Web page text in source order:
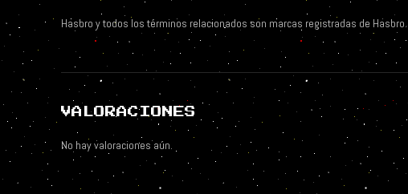
Hasbro y todos los términos relacionados son marcas registradas de Hasbro.
VALORACIONES
No hay valoraciones aún.